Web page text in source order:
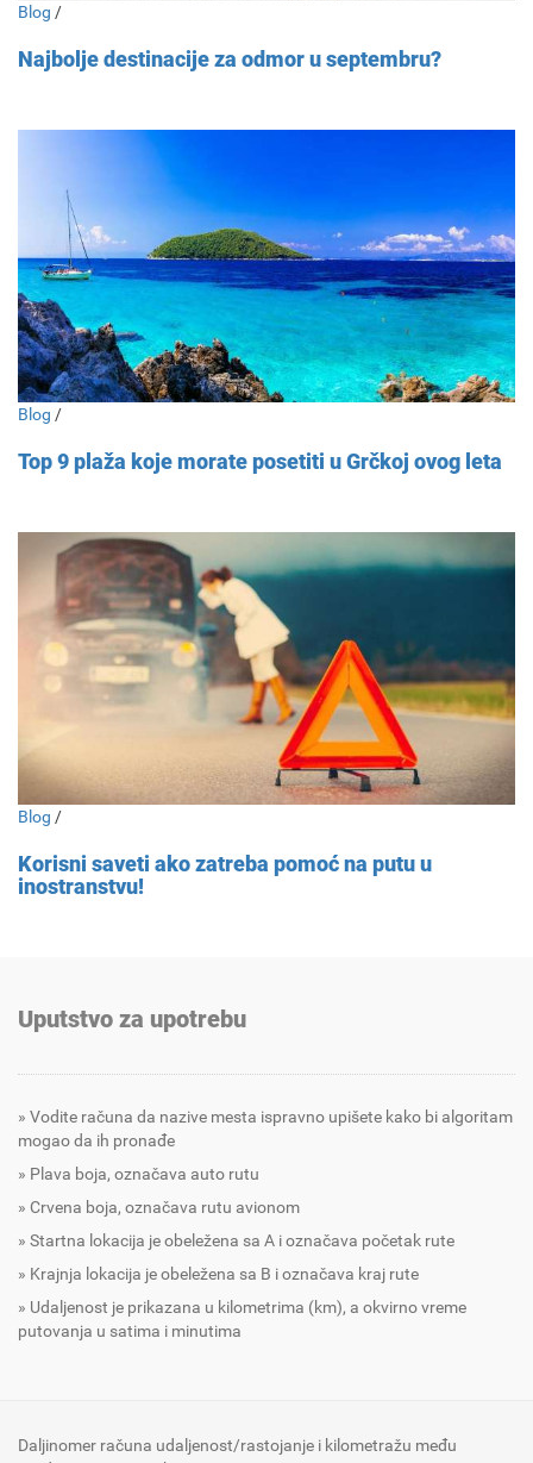
Blog /
Najbolje destinacije za odmor u septembru?
Blog /
Top 9 plaža koje morate posetiti u Grčkoj ovog leta
Blog /
Korisni saveti ako zatreba pomoć na putu u
inostranstvu!
Uputstvo za upotrebu
Vodite računa da nazive mesta ispravno upišete kako bi algoritam
mogao da ih pronađe
Plava boja, označava auto rutu
Crvena boja, označava rutu avionom
Startna lokacija je obeležena sa A i označava početak rute
Krajnja lokacija je obeležena sa B i označava kraj rute
Udaljenost je prikazana u kilometrima (km), a okvirno vreme
putovanja u satima i minutima
Daljinomer računa udaljenost/rastojanje i kilometražu među